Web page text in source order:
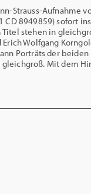
Strauss-Aufnahme
CD 8949859) sofort
stehen in
Wolfgang
Porträts der
Mit dem